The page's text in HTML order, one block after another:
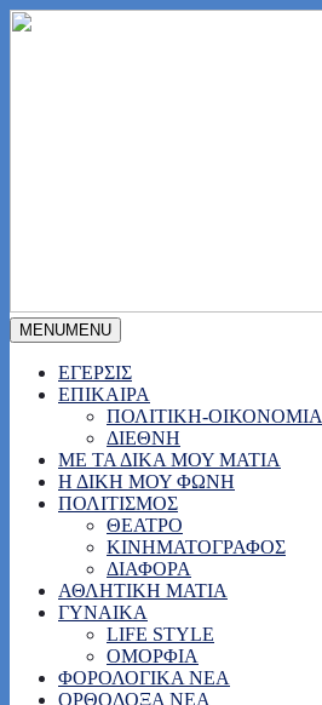
MENUMENU
ΕΓΕΡΣΙΣ
ΕΠΙΚΑΙΡΑ
ΠΟΛΙΤΙΚΗ-ΟΙΚΟΝΟΜΙΑ
ΔΙΕΘΝΗ
ΜΕ ΤΑ ΔΙΚΑ ΜΟΥ ΜΑΤΙΑ
Η ΔΙΚΗ ΜΟΥ ΦΩΝΗ
ΠΟΛΙΤΙΣΜΟΣ
ΘΕΑΤΡΟ
ΚΙΝΗΜΑΤΟΓΡΑΦΟΣ
ΔΙΑΦΟΡΑ
ΑΘΛΗΤΙΚΗ ΜΑΤΙΑ
ΓΥΝΑΙΚΑ
LIFE STYLE
ΟΜΟΡΦΙΑ
ΦΟΡΟΛΟΓΙΚΑ ΝΕΑ
ΟΡΘΟΔΟΞΑ ΝΕΑ